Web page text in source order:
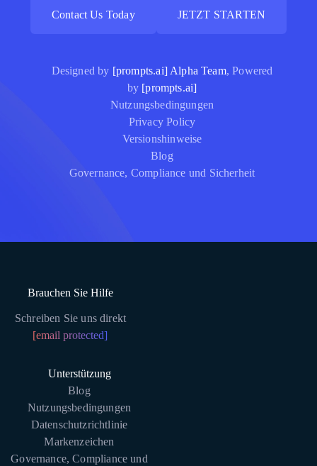
Contact Us Today
JETZT STARTEN
Designed by [prompts.ai] Alpha Team, Powered
by [prompts.ai]
Nutzungsbedingungen
Privacy Policy
Versionshinweise
Blog
Governance, Compliance und Sicherheit
Brauchen Sie Hilfe
Schreiben Sie uns direkt
[email protected]
Unterstützung
Blog
Nutzungsbedingungen
Datenschutzrichtlinie
Markenzeichen
Governance, Compliance und